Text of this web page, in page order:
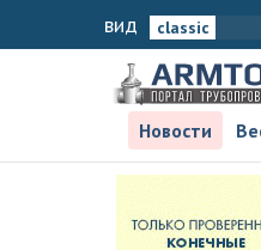
вид
Новости